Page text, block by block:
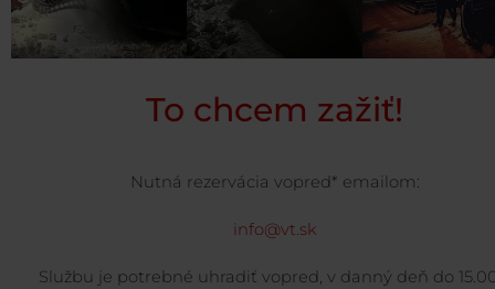
To chcem zažiť!
Nutná rezervácia vopred* emailom:
info@vt.sk
Službu je potrebné uhradiť vopred, v danný deň do